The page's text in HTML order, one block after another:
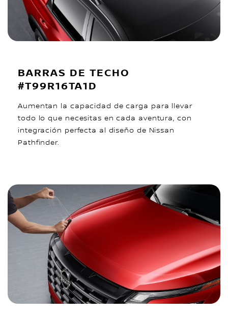
BARRAS DE TECHO
#T99R16TA1D
Aumentan la capacidad de carga para llevar
todo lo que necesitas en cada aventura, con
integración perfecta al diseño de Nissan
Pathfinder.